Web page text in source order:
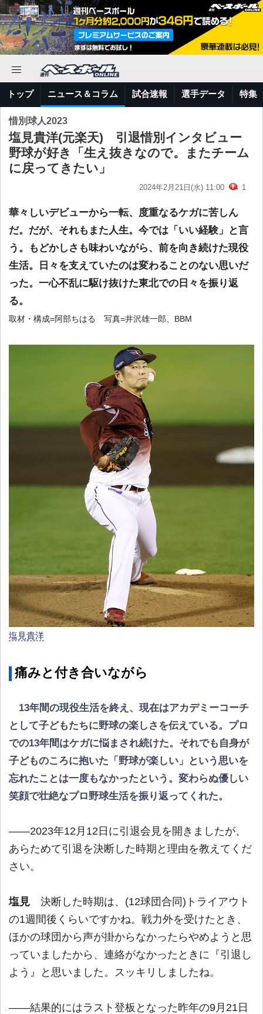
トップ ニュース＆コラム 試合速報 選手データ 特集
惜別球人2023
塩見貴洋(元楽天) 引退惜別インタビュー
野球が好き「生え抜きなので。またチーム
に戻ってきたい」
2024年2月21日(水) 11:00 1
華々しいデビューから一転、度重なるケガに苦しん
だ。だが、それもまた人生。今では「いい経験」と言
う。もどかしさも味わいながら、前を向き続けた現役
生活。日々を支えていたのは変わることのない思いだ
った。一心不乱に駆け抜けた東北での日々を振り返
る。
取材・構成=阿部ちはる 写真=井沢雄一郎、BBM
塩見貴洋
痛みと付き合いながら
13年間の現役生活を終え、現在はアカデミーコーチ
として子どもたちに野球の楽しさを伝えている。プロ
での13年間はケガに悩まされ続けた。それでも自身が
子どものころに抱いた「野球が楽しい」という思いを
忘れたことは一度もなかったという。変わらぬ優しい
笑顔で壮絶なプロ野球生活を振り返ってくれた。
――2023年12月12日に引退会見を開きましたが、
あらためて引退を決断した時期と理由を教えてくだ
さい。
塩見 決断した時期は、(12球団合同)トライアウト
の1週間後くらいですかね。戦力外を受けたとき、
ほかの球団から声が掛からなかったらやめようと思
っていましたから、連絡がなかったときに『引退し
よう』と思いました。スッキリしましたね。
――結果的にはラスト登板となった昨年の9月21日